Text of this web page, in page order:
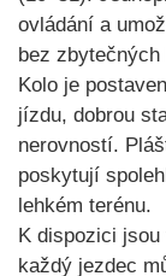
ovládání a
bez
Kolo je
jízdu, dobrou
nerovností.
poskytují
lehkém terénu.
K dispozici jsou
každý jezdec